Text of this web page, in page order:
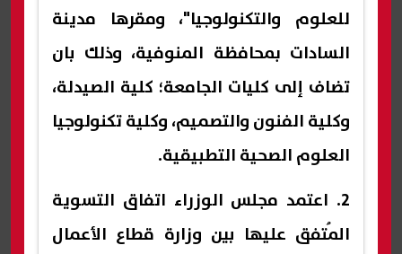
للعلوم والتكنولوجيا"، ومقرها مدينة
السادات بمحافظة المنوفية، وذلك بان
تضاف إلى كليات الجامعة؛ كلية الصيدلة،
وكلية الفنون والتصميم، وكلية تكنولوجيا
العلوم الصحية التطبيقية.
2. اعتمد مجلس الوزراء اتفاق التسوية
المُتفق عليها بين وزارة قطاع الأعمال